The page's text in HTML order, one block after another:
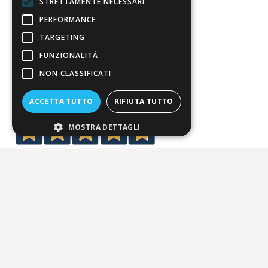
Spedizione
Pagamenti
Resi
4,7 /5
Eccellente
PERFORMANCE
TARGETING
FUNZIONALITÀ
NON CLASSIFICATI
ACCETTA TUTTO RIFIUTA TUTTO
MOSTRA DETTAGLI